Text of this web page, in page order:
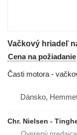
Vačkový hriadeľ
Cena na požiadanie
Časti motora -
Dánsko,
Chr. Nielsen -